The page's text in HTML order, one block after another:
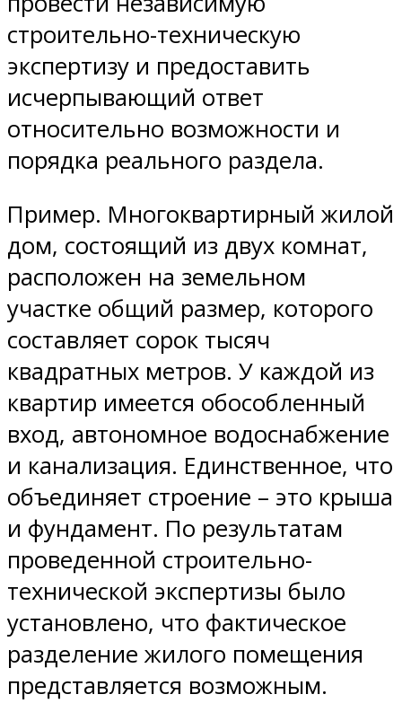
строительно-техническую
экспертизу и предоставить
исчерпывающий ответ
относительно возможности и
порядка реального раздела.
Пример. Многоквартирный жилой
дом, состоящий из двух комнат,
расположен на земельном
участке общий размер, которого
составляет сорок тысяч
квадратных метров. У каждой из
квартир имеется обособленный
вход, автономное водоснабжение
и канализация. Единственное, что
объединяет строение – это крыша
и фундамент. По результатам
проведенной строительно-
технической экспертизы было
установлено, что фактическое
разделение жилого помещения
представляется возможным.